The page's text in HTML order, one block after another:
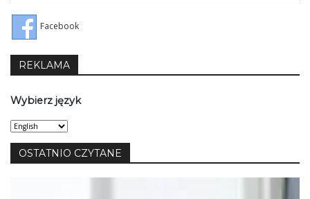
Facebook
REKLAMA
Wybierz język
Wybierz
język
OSTATNIO CZYTANE